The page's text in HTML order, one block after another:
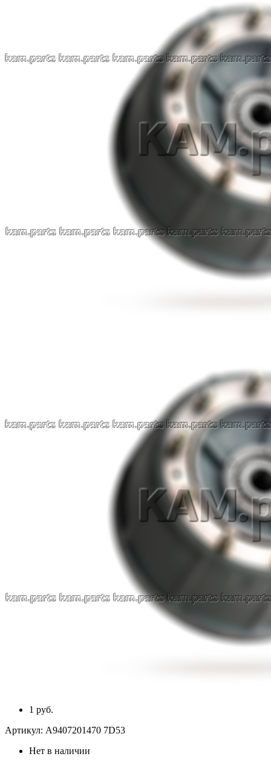
1 руб.
Артикул: A9407201470 7D53
Нет в наличии